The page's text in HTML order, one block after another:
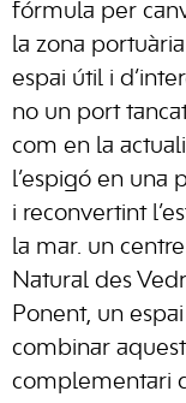
fórmula per
la zona
espai útil i
no un port
com en la
l’espigó en una
i reconvertint
la mar. un
Natural des
Ponent, un
combinar
complementari